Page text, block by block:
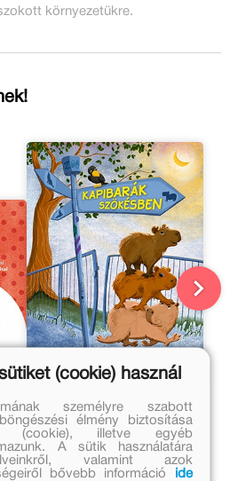
környezetükre.
Kapibarák szökésben
Matthäus Bär
Eredeti ár:
(cookie) használ
személyre szabott
élmény biztosítása
(cookie), illetve egyéb
A sütik használatára
valamint azok
bővebb információ
ide